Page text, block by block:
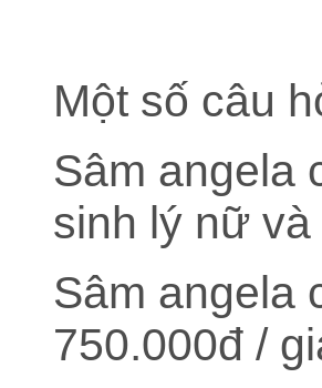
Bảo quản
Một số câu
Sâm angela
sinh lý nữ
Sâm angela
750.000đ /